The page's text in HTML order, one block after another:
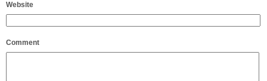
Website
Comment